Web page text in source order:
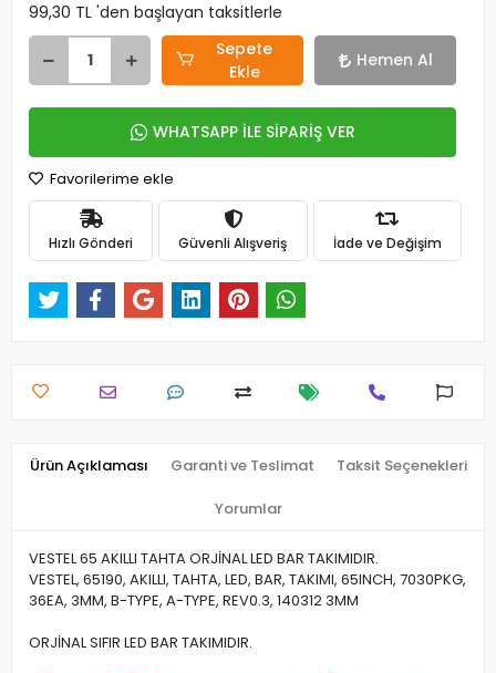
99,30 TL 'den başlayan taksitlerle
Sepete
Ekle
Hemen Al
WHATSAPP İLE SİPARİŞ VER
Favorilerime ekle
Hızlı Gönderi Güvenli Alışveriş İade ve Değişim
Ürün Açıklaması Garanti ve Teslimat Taksit Seçenekleri
Yorumlar
VESTEL 65 AKILLI TAHTA ORJİNAL LED BAR TAKIMIDIR.
VESTEL, 65190, AKILLI, TAHTA, LED, BAR, TAKIMI, 65INCH, 7030PKG,
36EA, 3MM, B-TYPE, A-TYPE, REV0.3, 140312 3MM
ORJİNAL SIFIR LED BAR TAKIMIDIR.